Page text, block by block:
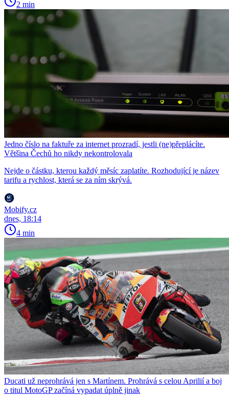
2 min
Jedno číslo na faktuře za internet prozradí, jestli (ne)přeplácíte.
Většina Čechů ho nikdy nekontrolovala
Nejde o částku, kterou každý měsíc zaplatíte. Rozhodující je název
tarifu a rychlost, která se za ním skrývá.
Mobify.cz
dnes, 18:14
4 min
Ducati už neprohrává jen s Martínem. Prohrává s celou Aprilií a boj
o titul MotoGP začíná vypadat úplně jinak